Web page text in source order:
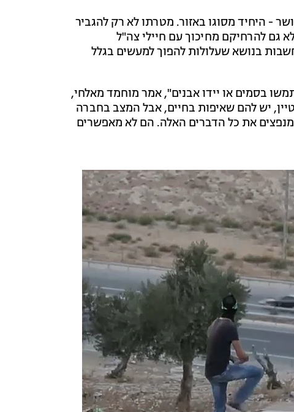
- היחיד מסוגו באזור. מטרתו לא רק להגביר
גם להרחיקם מחיכוך עם חיילי צה"ל
בנושא שעלולות להפוך למעשים בגלל
בסמים או יידו אבנים", אמר מוחמד מאלחי,
יש להם שאיפות בחיים, אבל המצב בחברה
את כל הדברים האלה. הם לא מאפשרים